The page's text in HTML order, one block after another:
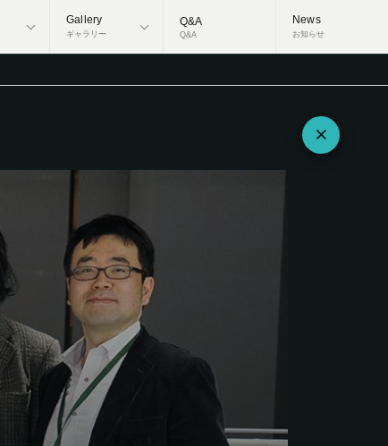
Gallery
ギャラリー
Q&A
Q&A
News
お知らせ
×